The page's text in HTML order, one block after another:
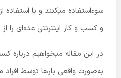
سوءاستفاده میکنند و با استفاده
و کسب و کار اینترنتی عده‌ای را
در این مقاله میخواهیم درباره
به‌صورت واقعی بارها توسط